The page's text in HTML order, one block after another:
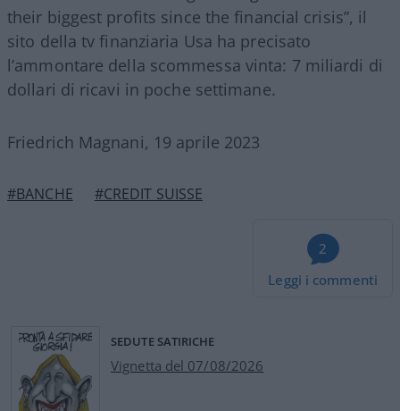
their biggest profits since the financial crisis”, il
sito della tv finanziaria Usa ha precisato
l’ammontare della scommessa vinta: 7 miliardi di
dollari di ricavi in poche settimane.
Friedrich Magnani, 19 aprile 2023
#BANCHE #CREDIT SUISSE
2
Leggi i commenti
SEDUTE SATIRICHE
Vignetta del 07/08/2026